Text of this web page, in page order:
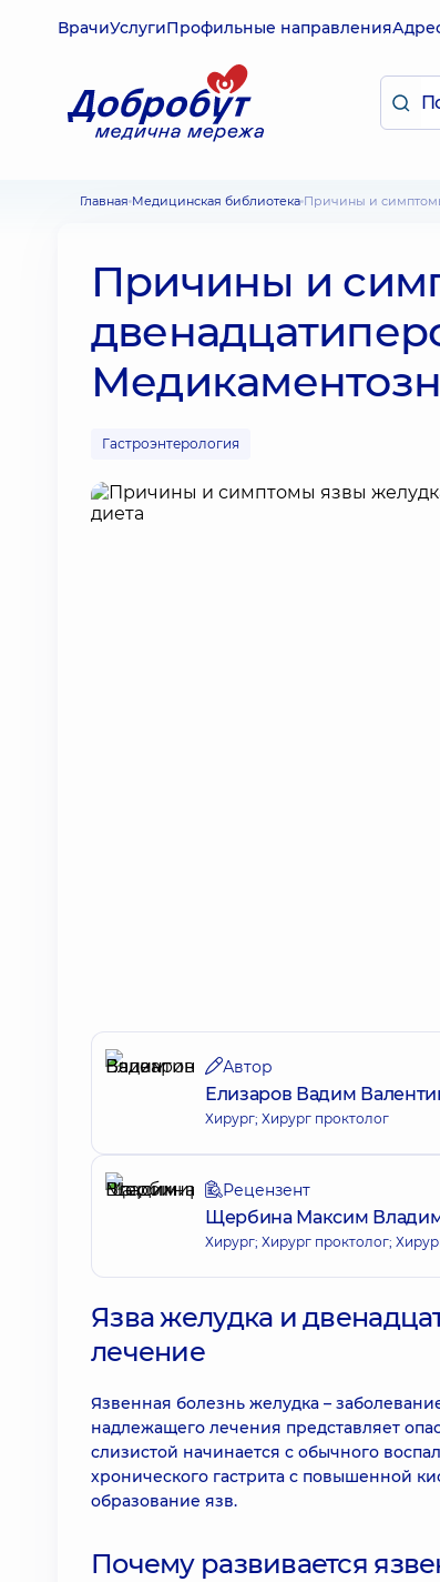
ВрачиУслугиПрофильные направления
Главная Медицинская библиотека Причины и
Причины и
Гастроэнтерология
Автор
Елизаров Вадим
Хирург; Хирург проктолог
Рецензент
Щербина Максим
Хирург; Хирург проктолог;
Язва желудка и
лечение
Язвенная болезнь желудка –
надлежащего лечения представляет
слизистой начинается с обычного
хронического гастрита с повышенной
образование язв.
Почему развивается